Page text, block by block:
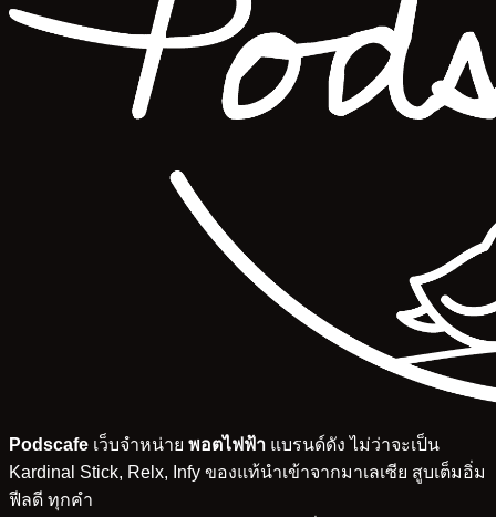
Podscafe เว็บจำหน่าย พอตไฟฟ้า แบรนด์ดัง ไม่ว่าจะเป็น
Kardinal Stick, Relx, Infy ของแท้นำเข้าจากมาเลเซีย สูบเต็มอิ่ม
ฟีลดี ทุกคำ